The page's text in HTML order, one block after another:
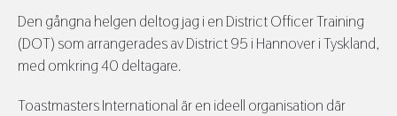
Den gångna helgen deltog jag i en District Officer Training
(DOT) som arrangerades av District 95 i Hannover i Tyskland,
med omkring 40 deltagare.
Toastmasters International är en ideell organisation där